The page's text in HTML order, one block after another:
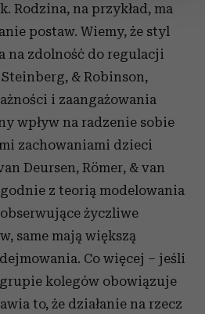
do spersonalizowania treści
społecznościowe i
witrynie. Informacje o tym, jak
udostępniamy partnerom
i analitycznym.
te informacje z innymi danymi
uzyskanymi podczas
Rodzina, na przykład, ma
postaw. Wiemy, że styl
na zdolność do regulacji
& Robinson,
i zaangażowania
wpływ na radzenie sobie
zachowaniami dzieci
Deursen, Römer, & van
z teorią modelowania
życzliwe
same mają większą
Co więcej – jeśli
kolegów obowiązuje
to, że działanie na rzecz